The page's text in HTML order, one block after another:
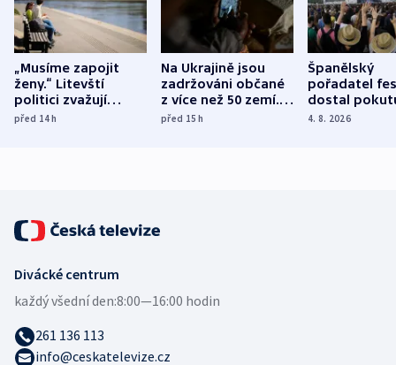
„Musíme zapojit
ženy.“ Litevští
politici zvažují
dohodu o
před 14h
Na Ukrajině jsou
zadržováni občané
z více než 50 zemí.
Bojovali na straně
před 15h
Španělský
pořadatel
dostal
nekalé
4. 8. 2026
Divácké centrum
každý všední den:8:00—16:00 hodin
261 136 113
info@ceskatelevize.cz